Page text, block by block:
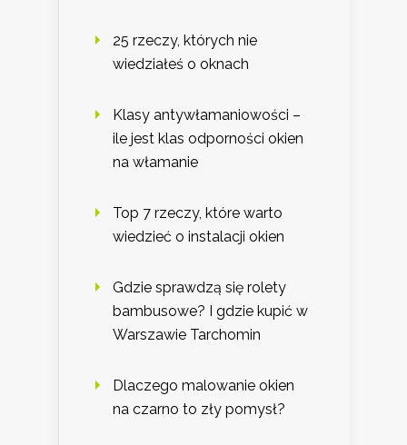
25 rzeczy, których nie
wiedziałeś o oknach
Klasy antywłamaniowości –
ile jest klas odporności okien
na włamanie
Top 7 rzeczy, które warto
wiedzieć o instalacji okien
Gdzie sprawdzą się rolety
bambusowe? I gdzie kupić w
Warszawie Tarchomin
Dlaczego malowanie okien
na czarno to zły pomysł?